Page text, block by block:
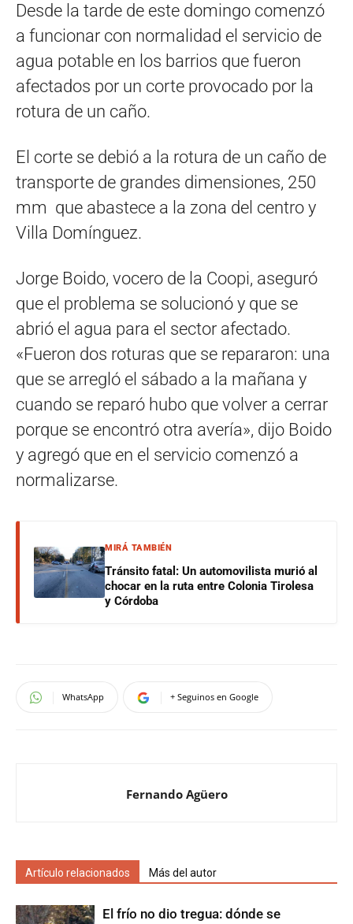
Desde la tarde de este domingo comenzó
a funcionar con normalidad el servicio de
agua potable en los barrios que fueron
afectados por un corte provocado por la
rotura de un caño.
El corte se debió a la rotura de un caño de
transporte de grandes dimensiones, 250
mm que abastece a la zona del centro y
Villa Domínguez.
Jorge Boido, vocero de la Coopi, aseguró
que el problema se solucionó y que se
abrió el agua para el sector afectado.
«Fueron dos roturas que se repararon: una
que se arregló el sábado a la mañana y
cuando se reparó hubo que volver a cerrar
porque se encontró otra avería», dijo Boido
y agregó que en el servicio comenzó a
normalizarse.
MIRÁ TAMBIÉN
Tránsito fatal: Un automovilista murió al
chocar en la ruta entre Colonia Tirolesa
y Córdoba
WhatsApp + Seguinos en Google
Fernando Agüero
Artículo relacionados Más del autor
El frío no dio tregua: dónde se